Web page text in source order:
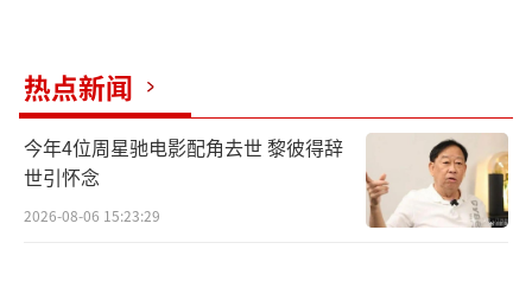
费”转型的新趋势。毕竟，真正的“新的开
始”，永远始于对艺术的真诚态度。（责任编辑：
张蕾 TT0001）
热点新闻
今年4位周星驰电影配角去世 黎彼得辞
世引怀念
2026-08-06 15:23:29